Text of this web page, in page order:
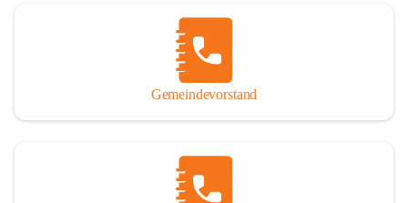
So darf ich Sie zu einer interessanten, vergnüglichen und
manchmal auch nachdenklich machenden Zeitreise durch die
Jahrhunderte, ja Jahrtausende alte Geschichte von der Steinzeit
einladen.
Gemeindevorstand